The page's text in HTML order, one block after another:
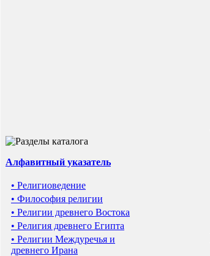
Алфавитный указатель
• Религиоведение
• Философия религии
• Религии древнего Востока
• Религия древнего Египта
• Религии Междуречья и
древнего Ирана